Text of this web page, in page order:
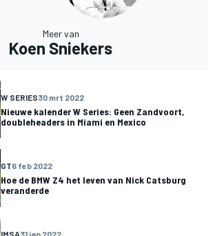
Meer van
Koen Sniekers
W SERIES30 mrt 2022
Nieuwe kalender W Series: Geen Zandvoort,
doubleheaders in Miami en Mexico
GT6 feb 2022
Hoe de BMW Z4 het leven van Nick Catsburg
veranderde
IMSA31 jan 2022